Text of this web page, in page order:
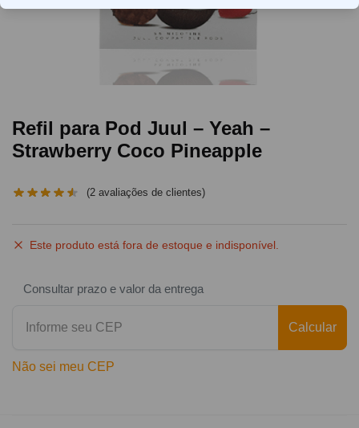
Refil para Pod Juul – Yeah –
Strawberry Coco Pineapple
(2 avaliações de clientes)
Este produto está fora de estoque e indisponível.
Consultar prazo e valor da entrega
Calcular
Não sei meu CEP